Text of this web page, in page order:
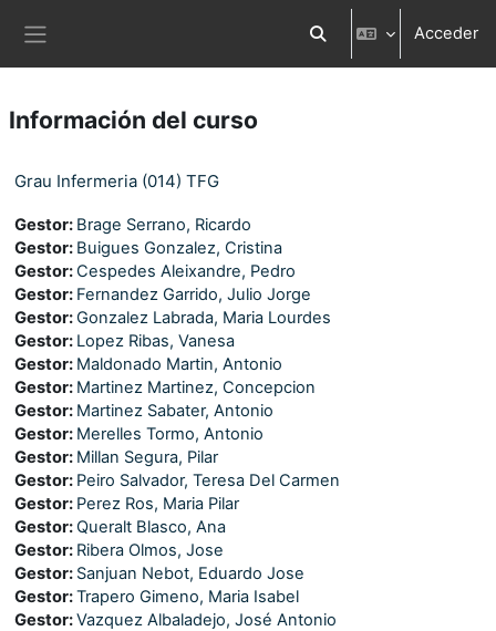
Selector de búsqueda
Acceder
Información del curso
Grau Infermeria (014) TFG
Gestor: Brage Serrano, Ricardo
Gestor: Buigues Gonzalez, Cristina
Gestor:Cespedes Aleixandre, Pedro
Gestor: Fernandez Garrido, Julio Jorge
Gestor:Gonzalez Labrada, Maria Lourdes
Gestor: Lopez Ribas, Vanesa
Gestor: Maldonado Martin, Antonio
Gestor: Martinez Martinez, Concepcion
Gestor: Martinez Sabater, Antonio
Gestor: Merelles Tormo, Antonio
Gestor: Millan Segura, Pilar
Gestor: Peiro Salvador, Teresa Del Carmen
Gestor: Perez Ros, Maria Pilar
Gestor:Queralt Blasco, Ana
Gestor: Ribera Olmos, Jose
Gestor: Sanjuan Nebot, Eduardo Jose
Gestor:Trapero Gimeno, Maria Isabel
Gestor:Vazquez Albaladejo, José Antonio